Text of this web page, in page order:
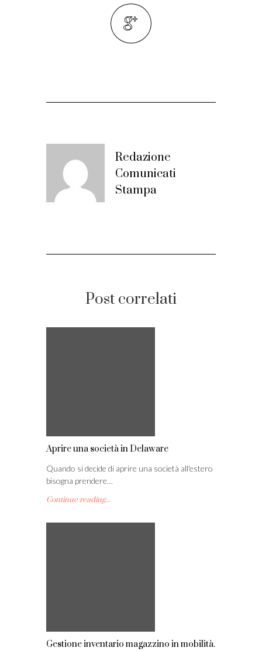
Redazione
Comunicati
Stampa
Post correlati
Aprire una società in Delaware
Quando si decide di aprire una società all'estero
bisogna prendere…
Continue reading...
Gestione inventario magazzino in mobilità.